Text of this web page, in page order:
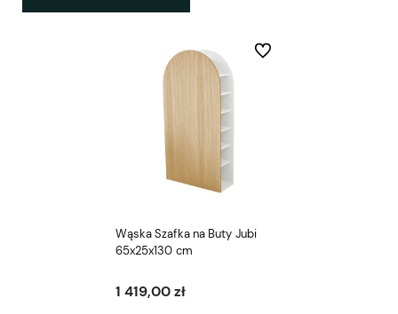
Wąska Szafka na Buty Jubi
65x25x130 cm
1 419,00 zł
Do ulubionych